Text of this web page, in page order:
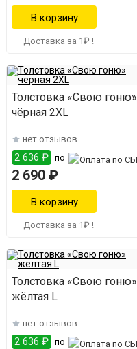
Доставка за 1₽ !
Толстовка «Свою гоню»
чёрная 2XL
нет отзывов
2 636 ₽ по
2 690 ₽
Доставка за 1₽ !
Толстовка «Свою гоню»
жёлтая L
нет отзывов
2 636 ₽ по